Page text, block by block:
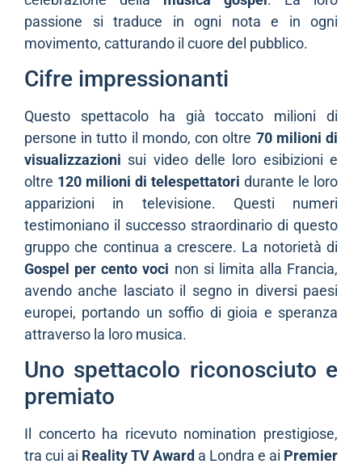
passione si traduce in ogni nota e in ogni
movimento, catturando il cuore del pubblico.
Cifre impressionanti
Questo spettacolo ha già toccato milioni di
persone in tutto il mondo, con oltre 70 milioni di
visualizzazioni sui video delle loro esibizioni e
oltre 120 milioni di telespettatori durante le loro
apparizioni in televisione. Questi numeri
testimoniano il successo straordinario di questo
gruppo che continua a crescere. La notorietà di
Gospel per cento voci non si limita alla Francia,
avendo anche lasciato il segno in diversi paesi
europei, portando un soffio di gioia e speranza
attraverso la loro musica.
Uno spettacolo riconosciuto e
premiato
Il concerto ha ricevuto nomination prestigiose,
tra cui ai Reality TV Award a Londra e ai Premier